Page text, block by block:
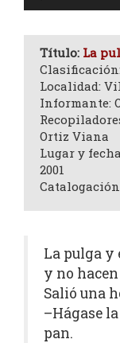
Título: La
Localidad:
Informante:
Ortiz Viana
Lugar y
2001
La pulga
y no
Salió una
–Hágase
pan.